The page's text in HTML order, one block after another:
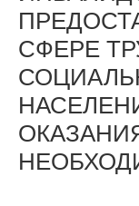
СФЕРЕ